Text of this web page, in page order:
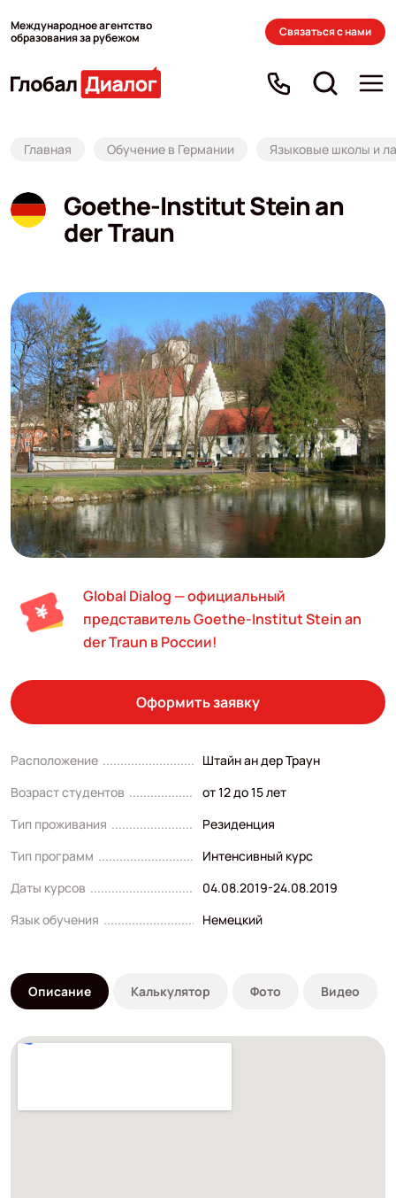
Международное агентство
образования за рубежом
Связаться с нами
Главная Обучение в Германии Языковые школы и
Goethe-Institut Stein an
der Traun
Global Dialog — официальный
представитель Goethe-Institut Stein an
der Traun в России!
Оформить заявку
Расположение
Штайн ан дер Траун
Возраст студентов
от 12 до 15 лет
Тип проживания
Резиденция
Тип программ
Интенсивный курс
Даты курсов
04.08.2019-24.08.2019
Язык обучения
Немецкий
Описание Калькулятор Фото Видео